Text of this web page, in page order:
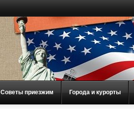
Советы приезжим Города и курорты